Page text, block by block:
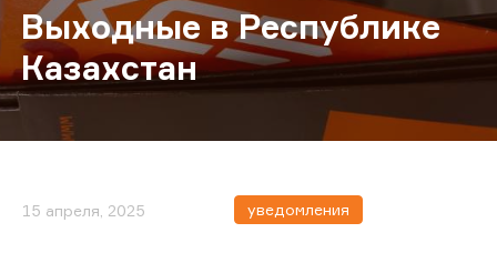
Выходные в Республике
Казахстан
15 апреля, 2025 уведомления